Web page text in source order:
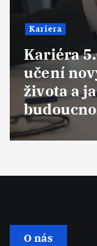
Kariera
Syndrom
jak tuto
O nás